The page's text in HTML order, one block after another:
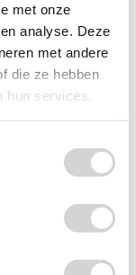
met onze
analyse. Deze
met andere
die ze hebben
services.